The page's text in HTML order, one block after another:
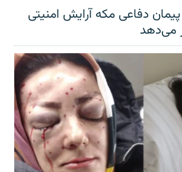
دفاعی مکه آرایش امنیتی
می‌دهد